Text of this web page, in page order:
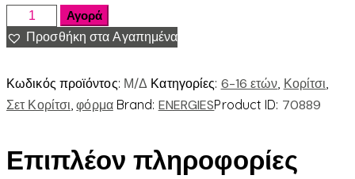
Αγορά
Προσθήκη στα Αγαπημένα
Κωδικός προϊόντος: Μ/Δ Κατηγορίες: 6-16 ετών, Κορίτσι,
Σετ Κορίτσι,φόρμα Brand: ENERGIESProduct ID: 70889
Επιπλέον πληροφορίες